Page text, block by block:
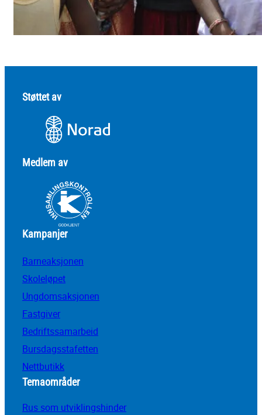
Støttet av
Medlem av
Kampanjer
Barneaksjonen
Skoleløpet
Ungdomsaksjonen
Fastgiver
Bedriftssamarbeid
Bursdagsstafetten
Nettbutikk
Temaområder
Rus som utviklingshinder